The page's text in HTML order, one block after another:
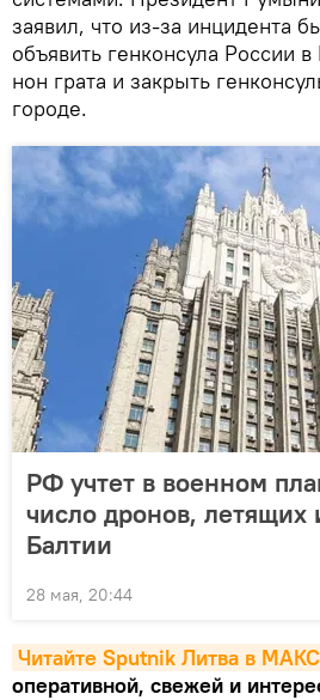
заявил, что из-за инцидента
объявить генконсула России
нон грата и закрыть
городе.
РФ учтет в военном
число дронов, летящих
Балтии
28 мая, 20:44
Читайте Sputnik Литва в
оперативной, свежей и